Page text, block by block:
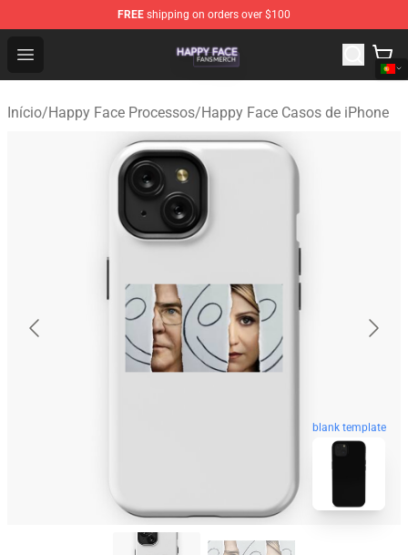
FREE shipping on orders over $100
Open menu
Happy Face Shop - Official Happy Face Merchandise
Início/Happy Face Processos/Happy Face Casos de iPhone
blank template